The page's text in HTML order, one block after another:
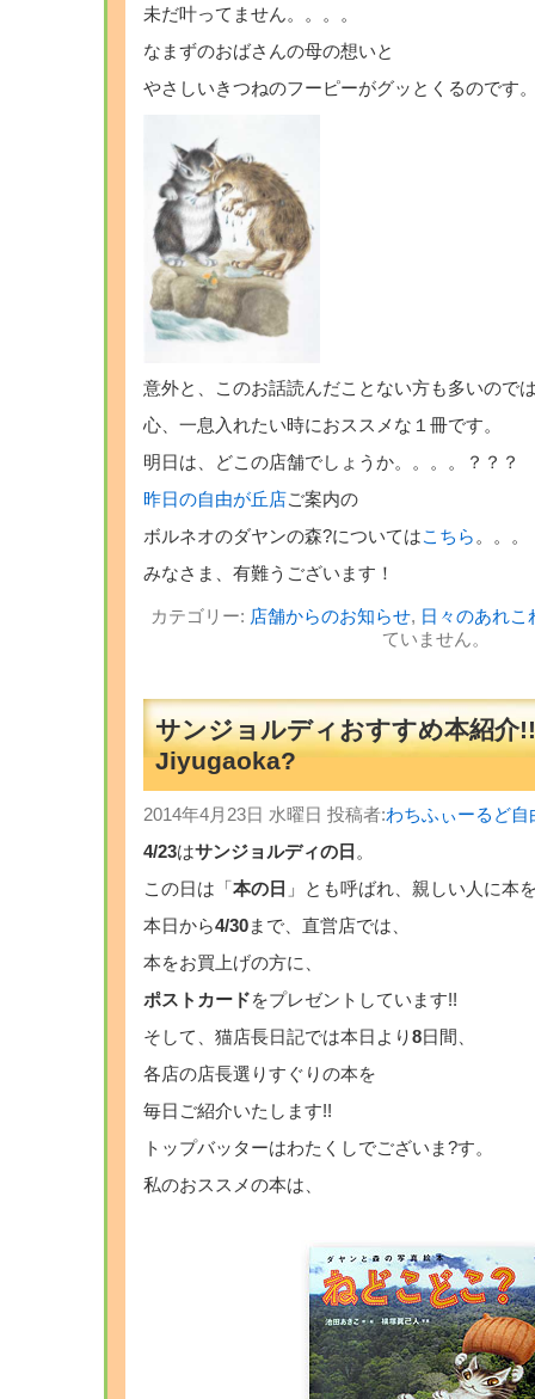
未だ叶ってません。。。。
なまずのおばさんの母の想いと
やさしいきつねのフーピーがグッとくるのです
意外と、このお話読んだことない方も多いので
心、一息入れたい時におススメな１冊です。
明日は、どこの店舗でしょうか。。。。？？？
昨日の自由が丘店ご案内の
ボルネオのダヤンの森?についてはこちら 。。。
みなさま、有難うございます！
カテゴリー: 店舗からのお知らせ, 日々のあれこ
ていません。
サンジョルディおすすめ本紹介
Jiyugaoka?
2014年4月23日 水曜日 投稿者:わちふぃーるど自
4/23はサンジョルディの日 。
この日は「 本の日 」とも呼ばれ、親しい人に本
本日から4/30まで、直営店では、
本をお買上げの方に、
ポストカードをプレゼントしています!!
そして、猫店長日記では本日より8日間、
各店の店長選りすぐりの本を
毎日ご紹介いたします!!
トップバッターはわたくしでございま?す。
私のおススメの本は、